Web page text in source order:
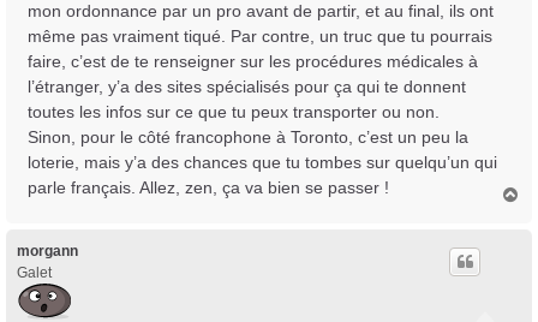
mon ordonnance par un pro avant de partir, et au final, ils ont
même pas vraiment tiqué. Par contre, un truc que tu pourrais
faire, c’est de te renseigner sur les procédures médicales à
l’étranger, y’a des sites spécialisés pour ça qui te donnent
toutes les infos sur ce que tu peux transporter ou non.
Sinon, pour le côté francophone à Toronto, c’est un peu la
loterie, mais y’a des chances que tu tombes sur quelqu’un qui
parle français. Allez, zen, ça va bien se passer !
morgann
Galet